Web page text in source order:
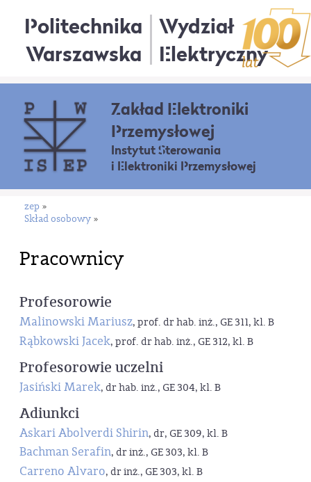
Politechnika
Warszawska
Wydział
Elektryczny
Zakład Elektroniki
Przemysłowej
Instytut Sterowania
i Elektroniki Przemysłowej
zep »
Skład osobowy »
Pracownicy
Profesorowie
Malinowski Mariusz, prof. dr hab. inż., GE 311, kl. B
Rąbkowski Jacek, prof. dr hab. inż., GE 312, kl. B
Profesorowie uczelni
Jasiński Marek, dr hab. inż., GE 304, kl. B
Adiunkci
Askari Abolverdi Shirin, dr, GE 309, kl. B
Bachman Serafin, dr inż., GE 303, kl. B
Carreno Alvaro, dr inż., GE 303, kl. B